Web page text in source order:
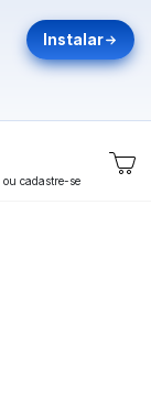
Instalar
ou cadastre-se